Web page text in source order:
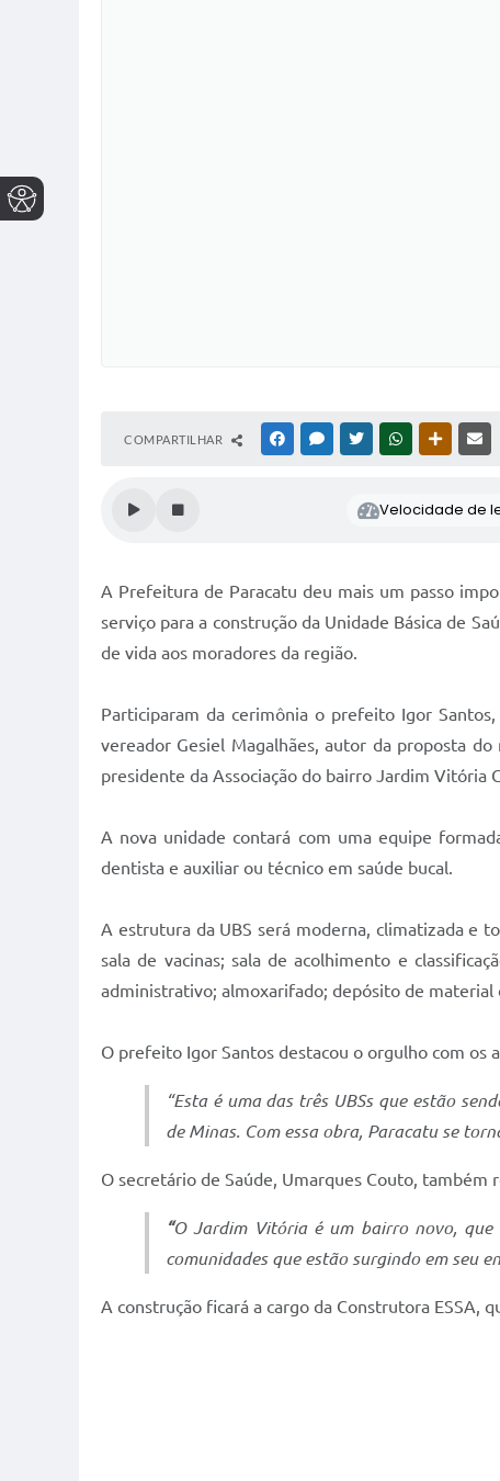
COMPARTILHAR FACEBOOKMESSENGER
TWITTERWHATSAPPOUTRAS
Velocidade de
A Prefeitura de Paracatu deu mais um passo
serviço para a construção da Unidade Básica de
de vida aos moradores da região.
Participaram da cerimônia o prefeito Igor
vereador Gesiel Magalhães, autor da proposta
presidente da Associação do bairro Jardim Vitória
A nova unidade contará com uma equipe
dentista e auxiliar ou técnico em saúde bucal.
A estrutura da UBS será moderna, climatizada e
sala de vacinas; sala de acolhimento e
administrativo; almoxarifado; depósito de material
O prefeito Igor Santos destacou o orgulho com os
“Esta é uma das três UBSs que estão
de Minas. Com essa obra, Paracatu se
O secretário de Saúde, Umarques Couto, também
“O Jardim Vitória é um bairro novo, que
comunidades que estão surgindo em seu
A construção ficará a cargo da Construtora ESSA,